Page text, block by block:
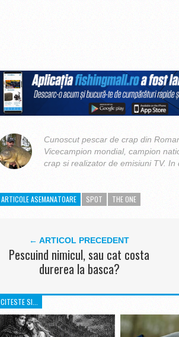
Cunoscut pescar de crap din
Vicecampion mondial, campion
crap si realizator de emisiuni TV. In
ARTICOLE ASEMANATOARE SPOT THE ONE
← ARTICOL PRECEDENT
Pescuind nimicul, sau cat costa
durerea la basca?
CITESTE SI...